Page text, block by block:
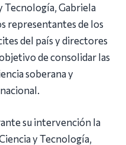
Tecnología, Gabriela
representantes de los
del país y directores
de consolidar las
soberana y
su intervención la
y Tecnología,